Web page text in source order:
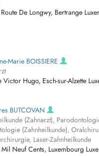
De Longwy, Bertrange
Marie BOISSIERE
Victor Hugo, Esch-sur-Alzette
BUTCOVAN
(Zahnarzt),
(Zahnheilkunde),
Laser-Zahnheilkunde
Neuf Cents, Luxembourg